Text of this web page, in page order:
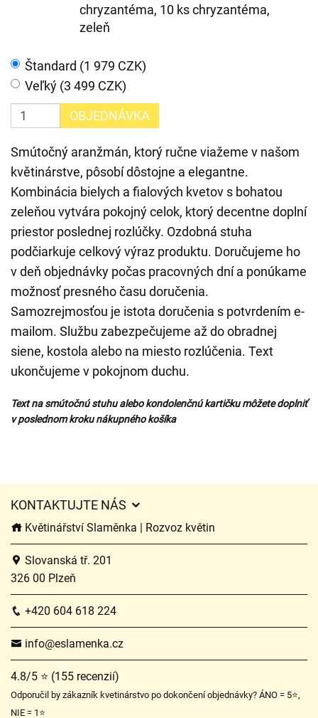
chryzantéma, 10 ks chryzantéma,
zeleň
Štandard (1 979 CZK)
Veľký (3 499 CZK)
OBJEDNÁVKA
Smútočný aranžmán, ktorý ručne viažeme v našom
květinárstve, pôsobí dôstojne a elegantne.
Kombinácia bielych a fialových kvetov s bohatou
zeleňou vytvára pokojný celok, ktorý decentne doplní
priestor poslednej rozlúčky. Ozdobná stuha
podčiarkuje celkový výraz produktu. Doručujeme ho
v deň objednávky počas pracovných dní a ponúkame
možnosť presného času doručenia.
Samozrejmosťou je istota doručenia s potvrdením e-
mailom. Službu zabezpečujeme až do obradnej
siene, kostola alebo na miesto rozlúčenia. Text
ukončujeme v pokojnom duchu.
Text na smútočnú stuhu alebo kondolenčnú kartičku môžete doplniť
v poslednom kroku nákupného košíka
KONTAKTUJTE NÁS
Květinářství Slaměnka | Rozvoz květin
Slovanská tř. 201
326 00 Plzeň
+420 604 618 224
info@eslamenka.cz
4.8/5 ⭐ (155 recenzií)
Odporučil by zákazník kvetinárstvo po dokončení objednávky? ÁNO = 5⭐,
NIE = 1⭐